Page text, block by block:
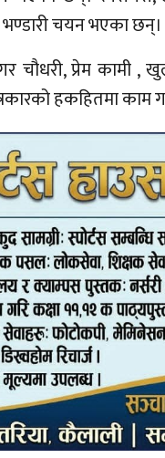
भण्डारी चयन भएका छन्।
प्रेम कामी ,
हकहितमा काम